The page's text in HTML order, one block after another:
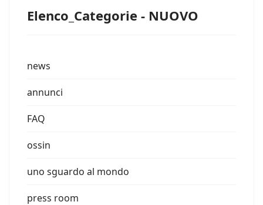
Elenco_Categorie - NUOVO
news
annunci
FAQ
ossin
uno sguardo al mondo
press room